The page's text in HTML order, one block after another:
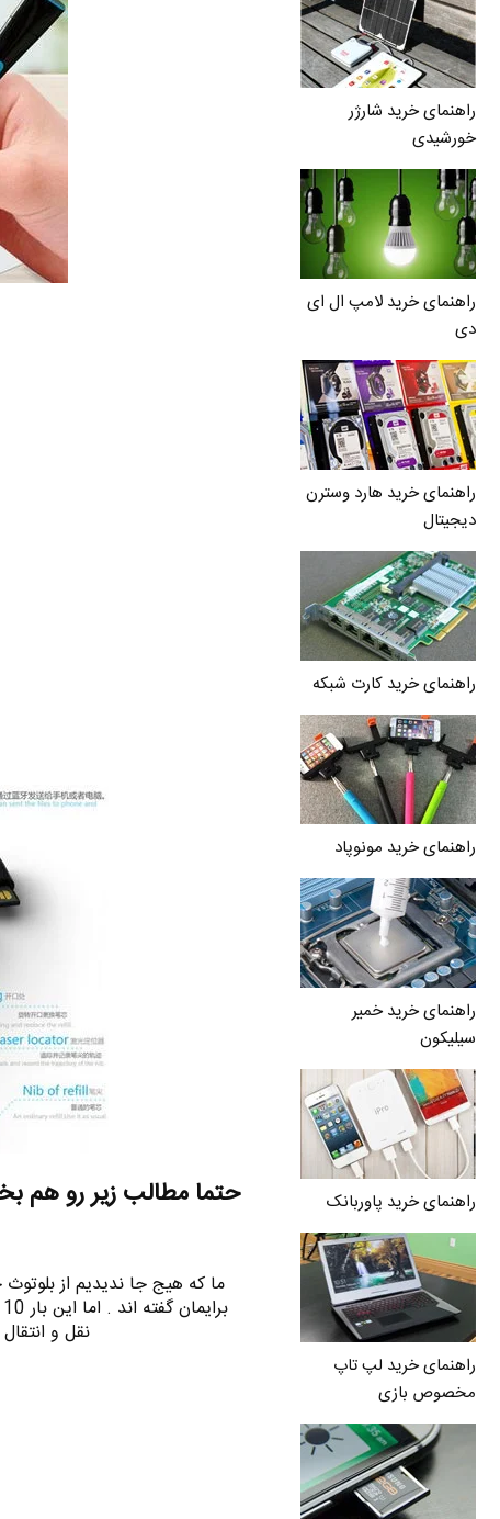
راهنمای خرید شارژر
خورشیدی
راهنمای خرید لامپ ال ای
دی
راهنمای خرید هارد وسترن
دیجیتال
راهنمای خرید کارت شبکه
راهنمای خرید مونوپاد
راهنمای خرید خمیر
سیلیکون
راهنمای خرید پاوربانک
راهنمای خرید لپ تاپ
مخصوص بازی
حتما مطالب زیر رو هم
ما که هیج جا ندیدیم از
نقل و